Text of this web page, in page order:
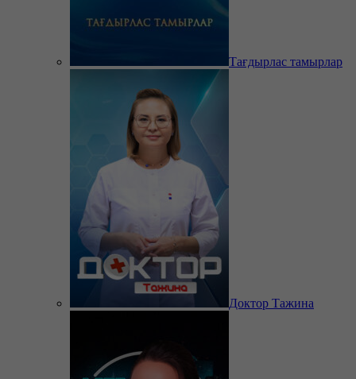
Тағдырлас тамырлар
Доктор Тажина